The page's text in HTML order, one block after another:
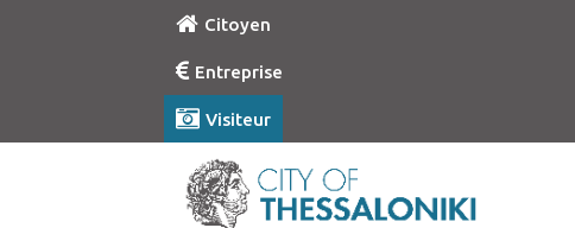
Citoyen
Entreprise
Visiteur